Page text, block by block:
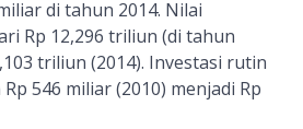
di tahun 2014. Nilai
Rp 12,296 triliun (di tahun
triliun (2014). Investasi rutin
546 miliar (2010) menjadi Rp